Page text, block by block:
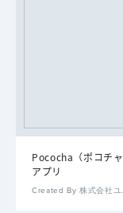
Pococha（ポコチ
アプリ
Created By 株式会社ユ